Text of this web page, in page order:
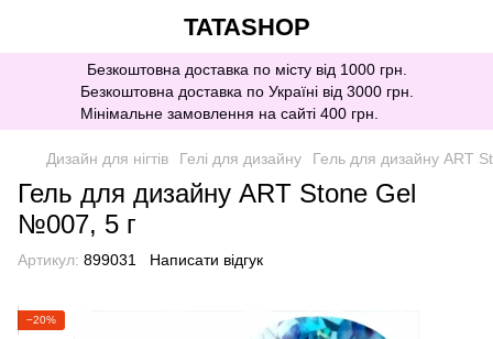
TATASHOP
Безкоштовна доставка по місту від 1000 грн.
Безкоштовна доставка по Україні від 3000 грн.
Мінімальне замовлення на сайті 400 грн.
Дизайн для нігтів Гелі для дизайну Гель для дизайну ART
Гель для дизайну ART Stone Gel
№007, 5 г
Артикул: 899031 Написати відгук
−20%